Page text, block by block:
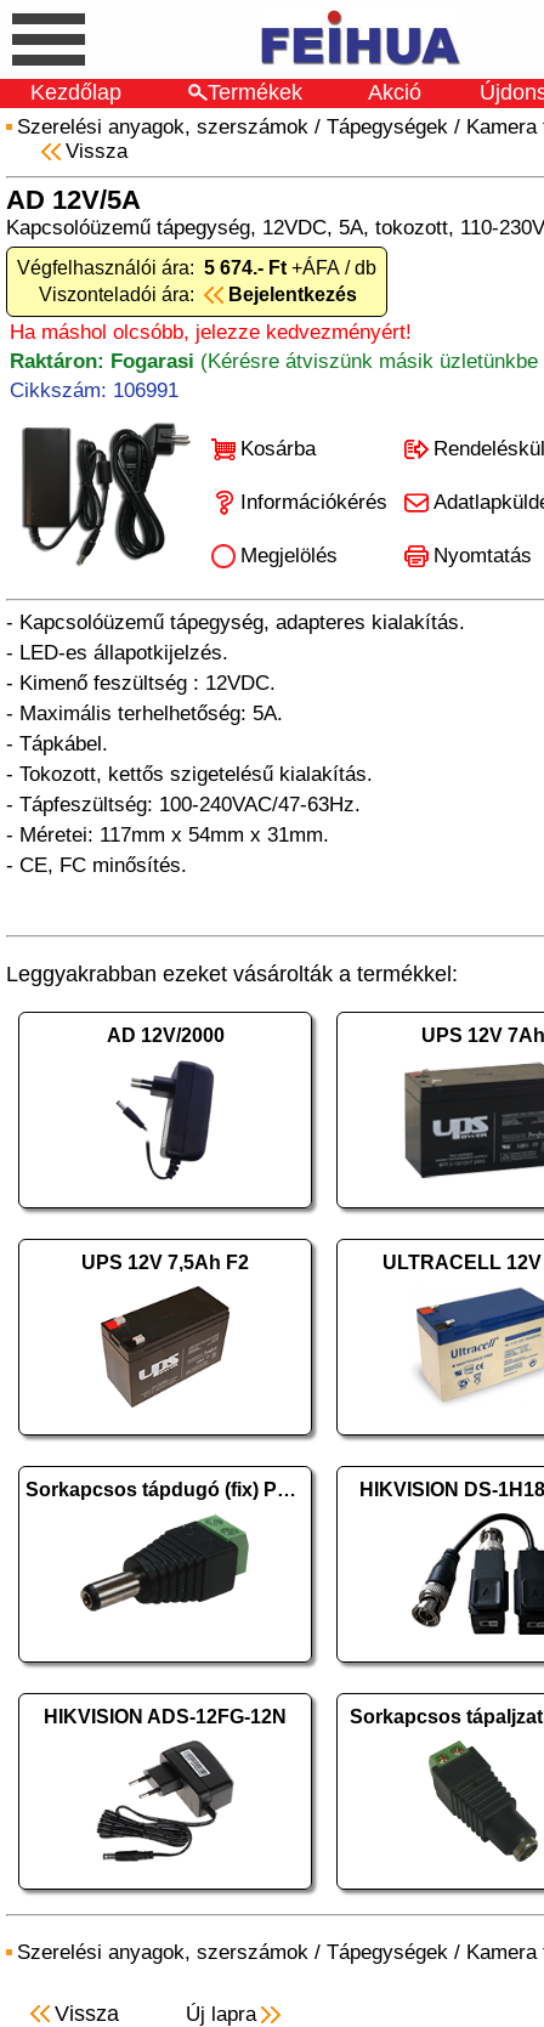
Kezdőlap Termékek Akció
Szerelési anyagok, szerszámok / Tápegységek / Kamera
Vissza
AD 12V/5A
Kapcsolóüzemű tápegység, 12VDC, 5A, tokozott, 110-
Végfelhasználói ára: 5 674.- Ft +ÁFA / db
Viszonteladói ára:
Bejelentkezés
Ha máshol olcsóbb, jelezze kedvezményért!
Raktáron: Fogarasi (Kérésre átviszünk másik üzletünkbe
Cikkszám: 106991
Kosárba
Információkérés
Megjelölés Nyomtatás
- Kapcsolóüzemű tápegység, adapteres kialakítás.
- LED-es állapotkijelzés.
- Kimenő feszültség : 12VDC.
- Maximális terhelhetőség: 5A.
- Tápkábel.
- Tokozott, kettős szigetelésű kialakítás.
- Tápfeszültség: 100-240VAC/47-63Hz.
- Méretei: 117mm x 54mm x 31mm.
- CE, FC minősítés.
Leggyakrabban ezeket vásárolták a termékkel:
AD 12V/2000 UPS 12V 7Ah
UPS 12V 7,5Ah F2 ULTRACELL
Sorkapcsos tápdugó (fix) PR-C08 HIKVISION DS-
HIKVISION ADS-12FG-12N Sorkapcsos tápaljzat
Szerelési anyagok, szerszámok / Tápegységek / Kamera
Vissza Új lapra